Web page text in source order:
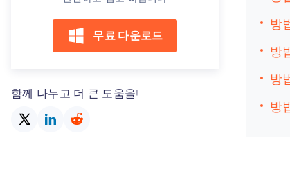
무료 다운로드
함께 나누고 더 큰 도움을!
방
방
방
방